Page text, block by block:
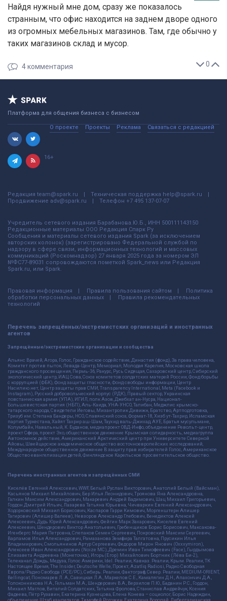
Найдя нужный мне дом, сразу же показалось
странным, что офис находится на заднем дворе одного
из огромных мебельных магазинов. Там, где обычно у
таких магазинов склад и мусор.
0
4комментария
Платформа для общения бизнеса с бизнесом
О проекте Проекты Реклама Связаться с редакцией
16+
Редакция team@spark.ru Техническая поддержка help@spark.ru
Продвижение adv@spark.ru Телефон +7 495 137-07-07
Учредитель сетевого издания Барабанова.Ю.Б., ИНН 500111143150
Редакционные материалы ООО Редакция Спарк Ру
Сообщения и материалы сетевого издания Spark (за исключением
авторских колонок) (зарегистрировано Федеральной службой по
надзору в сфере связи, информационных технологий и массовых
коммуникаций (Роскомнадзор) 27 января 2025 года за номером ЭЛ
№ФС77-89031 сопровождаются пометкой Spark_news или Редакция
Spark.ru, или Spark.
Правовая информация Правила пользования сайтом
Политика
обработки персональных данных
Правила рекомендательных
технологий
Перечень запрещённых/экстремистских организаций и иностранных
агентов
Запрещённые/экстремистские организации и сообщества
Альянс Врачей, Агора, Голос, Гражданское содействие, Династия (фонд), За права человека,
Комитет против пыток, Левада-Центр, Мемориал, Молодая Карелия, Московская школа
гражданского просвещения, Пермь-36, Ракурс, Русь Сидящая, Сахаровский центр, Сибирский
экологический центр, ИАЦ Сова, Союз комитетов солдатских матерей России, Фонд борьбы
с коррупцией (ФБК), Фонд защиты гласности, Фонд свободы информации, Центр
Насилию.нет, Центр защиты прав СМИ, Transparency International, Meta (Facebook и
Instagram), Русский добровольческий корпус (РДК), Правый сектор, Украинская
повстанческая армия (УПА), ИГИЛ, полк Азов, Джебхат ан-Нусра, Национал-
Большевистская партия (НБП), Аль-Каида, УНА-УНСО, Талибан, Меджлис крымско-
татарского народа, Свидетели Иеговы, Мизантропик Дивижн, Братство, Артподготовка,
Тризуб им. Степана Бандеры, НСО, Славянский союз, Формат-18, Хизб ут-Тахрир, Исламская
партия Туркестана, Хайят Тахрир аш-Шам, Таухид валь-Джихад, АУЕ, Братья мусульмане,
Колумбайн, Навальный, К. Буданов, медиапроект ОВД-Инфо, объединение Револьт-центр,
проект Сфера, проект Эхо, общественное движение Крымская солидарность, медиагруппа
Автономное действие, Американский Арктический центр при Университете Северной
Айовы, Швейцарское академическое общество восточноевропейских исследований,
Международное общественное движение В защиту прав избирателей Голос, Американское
Общество евангелизации детей, Финляндское Карельское просветительское общество.
Перечень иностранных агентов и запрещённых СМИ
Киселёв Евгений Алекссевич, WWF, Белый Руслан Викторович, Анатолий Белый (Вайсман),
Касьянов Михаил Михайлович, Бер Илья Леонидович, Троянова Яна Александровна,
Галкин Максим Александрович, Макаревич Андрей Вадимович, Шац Михаил Григорьевич,
Гордон Дмитрий Ильич, Лазарева Татьяна Юрьевна, Чичваркин Евгений Александрович,
Ходорковский Михаил Борисович, Каспаров Гарри Кимович, Моргенштерн Алишер
Тагирович (Алишер Валеев), Невзоров Александр Глебович, Венедиктов Алексей
Алексеевич, Дудь Юрий Александрович, Фейгин Марк Захарович, Киселев Евгений
Алексеевич, Шендерович Виктор Анатольевич, Гребенщиков Борис Борисович, Максакова-
Игенбергс Мария Петровна, Слепаков Семен Сергеевич, Покровский Максим Сергеевич,
Варламов Илья Александрович, Рамазанова Земфира Талгатовна, Прусикин Илья
Владимирович, Смольянинов Артур Сергеевич, Федоров Мирон Янович (Oxxxymiron),
Алексеев Иван Александрович (Noize MC), Дремин Иван Тимофеевич (Face), Гырдымова
Елизавета Андреевна (Монеточка), Игорь(Егор) Михайлович Бортник (Лёва Би-2),
Телеканал Дождь, Медуза, Голос Америки, Idel. Реалии, Кавказ. Реалии, Крым. Реалии, ТК
Настоящее Время, The Insider, Deutsche Welle, Проект, Azatliq Radiosi, Радио Свободная
Европа/Радио Свобода (PCE/PC), Сибирь. Реалии, Фактограф, Север. Реалии, MEDIUM-ORIENT,
Bellingcat, Пономарев Л. А., Савицкая Л.А., Маркелов С.Е., Камалягин Д.Н., Апахончич Д.А.,
Толоконникова Н.А., Гельман М.А., Шендерович В.А., Верзилов П.Ю., Баданин Р.С., Гордон,
Михаил Маглов, Виталий Солдатских, Татьяна Фролова, Станислав Андрейчук, Ксения
Фадеева, Пётр Рузавин, Екатерина Кузнецова, Елена Конева – социолог, Борис Надеждин,
объединение Штаб кандидатов, Тимофей Рогожин, Екатерина Воропай, Либертарианская